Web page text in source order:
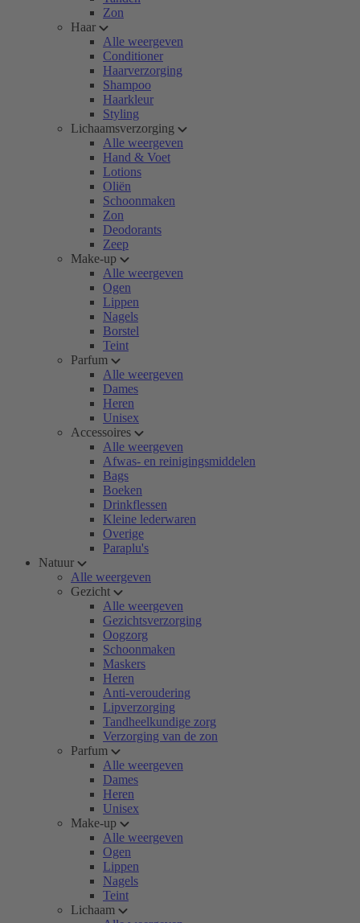
Zon
Haar
Alle weergeven
Conditioner
Haarverzorging
Shampoo
Haarkleur
Styling
Lichaamsverzorging
Alle weergeven
Hand & Voet
Lotions
Oliën
Schoonmaken
Zon
Deodorants
Zeep
Make-up
Alle weergeven
Ogen
Lippen
Nagels
Borstel
Teint
Parfum
Alle weergeven
Dames
Heren
Unisex
Accessoires
Alle weergeven
Afwas- en reinigingsmiddelen
Bags
Boeken
Drinkflessen
Kleine lederwaren
Overige
Paraplu's
Natuur
Alle weergeven
Gezicht
Alle weergeven
Gezichtsverzorging
Oogzorg
Schoonmaken
Maskers
Heren
Anti-veroudering
Lipverzorging
Tandheelkundige zorg
Verzorging van de zon
Parfum
Alle weergeven
Dames
Heren
Unisex
Make-up
Alle weergeven
Ogen
Lippen
Nagels
Teint
Lichaam